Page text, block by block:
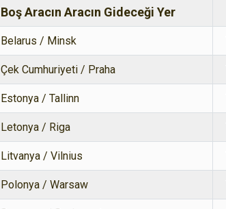
Boş Aracın Aracın Gideceği Yer
Belarus / Minsk
Çek Cumhuriyeti / Praha
Estonya / Tallinn
Letonya / Riga
Litvanya / Vilnius
Polonya / Warsaw